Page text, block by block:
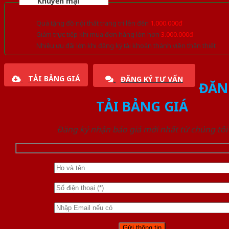
Quà tặng đồ nội thất trang trí lên đến 1.000.000đ
Giảm trực tiếp khi mua đơn hàng lớn hơn 3.000.000đ
Nhiều ưu đãi lớn khi đăng ký tài khoản thành viên thân thiết
TẢI BẢNG GIÁ ĐĂNG KÝ TƯ VẤN
TẢI BẢNG GIÁ
Đăng ký nhận báo giá mới nhất từ chúng tôi